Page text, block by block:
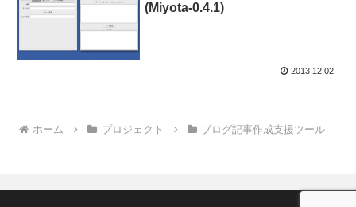
(Miyota-0.4.1)
2013.12.02
ホーム プロジェクト ブログ記事作成支援ツール